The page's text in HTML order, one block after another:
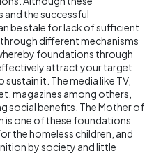
the successful
be stale for lack of sufficient
different mechanisms
foundations through
attract your target
it. The media like TV,
magazines among others,
social benefits. The Mother of
is one of these foundations
the homeless children, and
by society and little